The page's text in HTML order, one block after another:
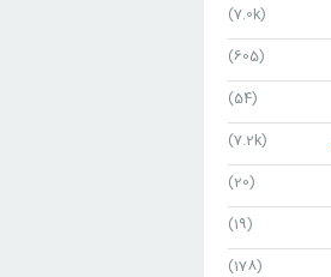
(7.0k)
(605)
(54)
(7.2k)
(20)
(19)
(178)